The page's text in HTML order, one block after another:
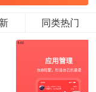
同类热门